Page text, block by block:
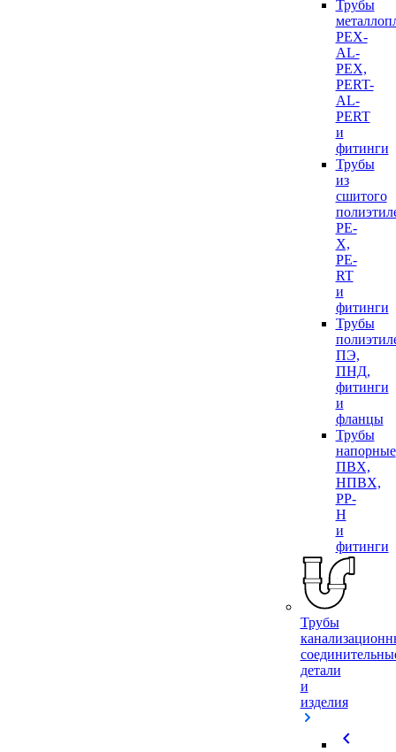
Трубы
PEX-
AL-
PEX,
PERT-
AL-
PERT
и
фитинги
Трубы
из
сшитого
PE-
X,
PE-
RT
и
фитинги
Трубы
ПЭ,
ПНД,
фитинги
и
фланцы
Трубы
напорные
ПВХ,
НПВХ,
PP-
H
и
фитинги
Трубы
детали
и
изделия
chevron_left